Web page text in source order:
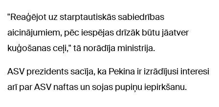
"Reaģējot uz starptautiskās sabiedrības
aicinājumiem, pēc iespējas drīzāk būtu jāatver
kuģošanas ceļi," tā norādīja ministrija.
ASV prezidents sacīja, ka Pekina ir izrādījusi interesi
arī par ASV naftas un sojas pupiņu iepirkšanu.